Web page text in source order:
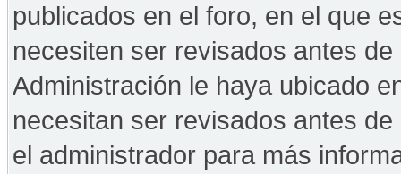
publicados en el foro, en el que
necesiten ser revisados antes
Administración le haya ubicado
necesitan ser revisados antes
el administrador para más